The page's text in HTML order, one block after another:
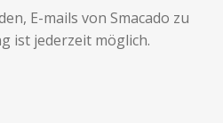
E-mails von Smacado zu
ist jederzeit möglich.